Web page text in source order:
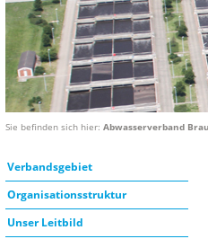
Sie befinden sich hier: Abwasserverband
Verbandsgebiet
Organisationsstruktur
Unser Leitbild